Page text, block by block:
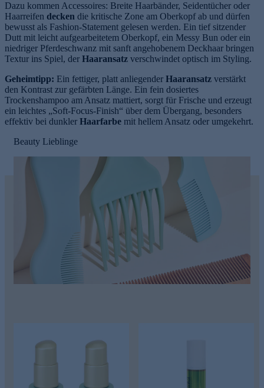
Dazu kommen Accessoires: Breite Haarbänder, Seidentücher oder
Haarreifen decken die kritische Zone am Oberkopf ab und dürfen
bewusst als Fashion-Statement gelesen werden. Ein tief sitzender
Dutt mit leicht aufgearbeitetem Oberkopf, ein Messy Bun oder ein
niedriger Pferdeschwanz mit sanft angehobenem Deckhaar bringen
Textur ins Spiel, der Haaransatz verschwindet optisch im Styling.
Geheimtipp: Ein fettiger, platt anliegender Haaransatz verstärkt
den Kontrast zur gefärbten Länge. Ein fein dosiertes
Trockenshampoo am Ansatz mattiert, sorgt für Frische und erzeugt
ein leichtes „Soft-Focus-Finish“ über dem Übergang, besonders
effektiv bei dunkler Haarfarbe mit hellem Ansatz oder umgekehrt.
Beauty Lieblinge